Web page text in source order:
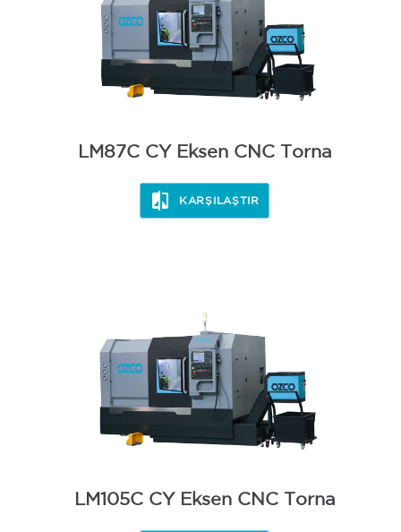
LM87C CY Eksen CNC Torna
KARŞILAŞTIR
LM105C CY Eksen CNC Torna